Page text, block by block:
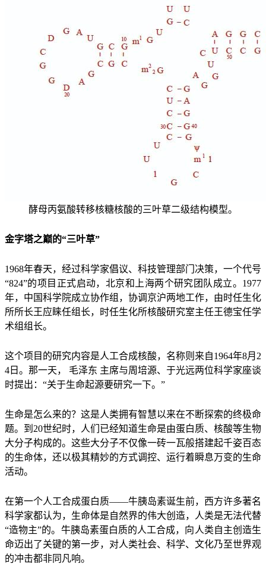
酵母丙氨酸转移核糖核酸的三叶草二级结构模型。
金字塔之巅的“三叶草”
1968年春天，经过科学家倡议、科技管理部门决策，一个代号
“824”的项目正式启动，北京和上海两个研究团队成立。1977
年，中国科学院成立协作组，协调京沪两地工作，由时任生化
所所长王应睐任组长，时任生化所核酸研究室主任王德宝任学
术组组长。
这个项目的研究内容是人工合成核酸，名称则来自1964年8月2
4日。那一天， 毛泽东 主席与周培源、于光远两位科学家座谈
时提出：“关于生命起源要研究一下。”
生命是怎么来的？这是人类拥有智慧以来在不断探索的终极命
题。到20世纪时，人们已经知道生命是由蛋白质、核酸等生物
大分子构成的。这些大分子不仅像一砖一瓦般搭建起千姿百态
的生命体，还以极其精妙的方式调控、运行着瞬息万变的生命
活动。
在第一个人工合成蛋白质——牛胰岛素诞生前，西方许多著名
科学家都认为，生命体是自然界的伟大创造，人类是无法代替
“造物主”的。牛胰岛素蛋白质的人工合成，向人类自主创造生
命迈出了关键的第一步，对人类社会、科学、文化乃至世界观
的冲击都非同凡响。